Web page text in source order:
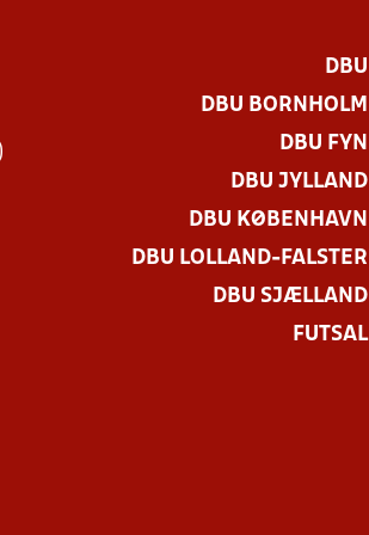
DBU
DBU BORNHOLM
DBU FYN
DBU JYLLAND
DBU KØBENHAVN
DBU LOLLAND-FALSTER
DBU SJÆLLAND
FUTSAL